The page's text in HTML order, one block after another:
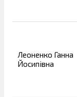
Леоненко Ганна
Йосипівна